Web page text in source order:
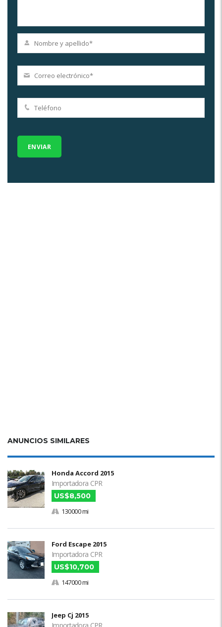
ANUNCIOS SIMILARES
Honda Accord 2015
Importadora CPR
US$8,500
130000 mi
Ford Escape 2015
Importadora CPR
US$10,700
147000 mi
Jeep Cj 2015